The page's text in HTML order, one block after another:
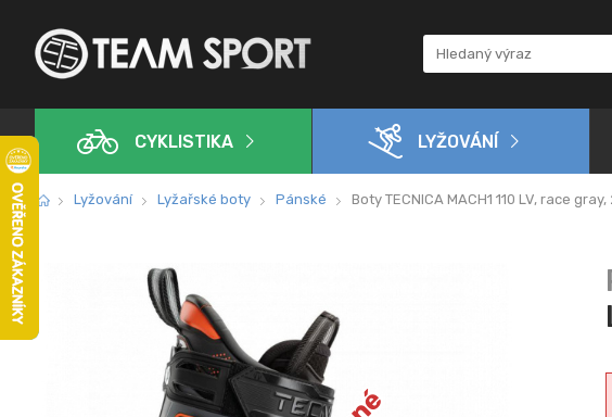
CYKLISTIKA LYŽOVÁNÍ
Lyžování Lyžařské boty Pánské Boty TECNICA MACH1 110 LV, race gray,